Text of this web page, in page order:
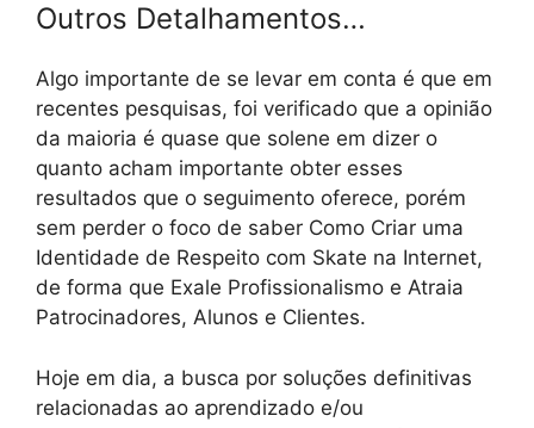
Outros Detalhamentos…
Algo importante de se levar em conta é que em
recentes pesquisas, foi verificado que a opinião
da maioria é quase que solene em dizer o
quanto acham importante obter esses
resultados que o seguimento oferece, porém
sem perder o foco de saber Como Criar uma
Identidade de Respeito com Skate na Internet,
de forma que Exale Profissionalismo e Atraia
Patrocinadores, Alunos e Clientes.
Hoje em dia, a busca por soluções definitivas
relacionadas ao aprendizado e/ou